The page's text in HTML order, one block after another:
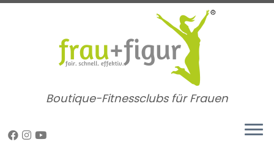
Zum
Boutique-Fitnessclubs für Frauen